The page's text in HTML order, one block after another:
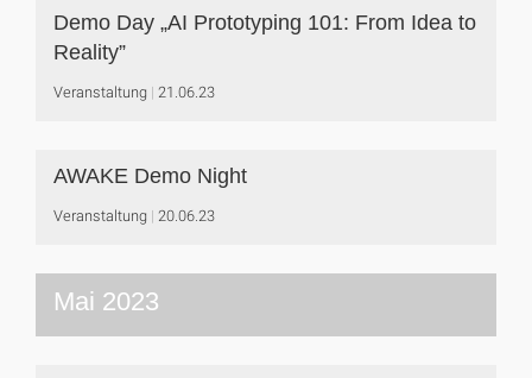
Demo Day „AI Prototyping 101: From Idea to
Reality”
Veranstaltung 21.06.23
AWAKE Demo Night
Veranstaltung 20.06.23
Mai 2023